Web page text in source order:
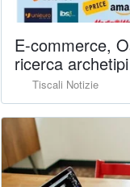
E-commerce,
ricerca
Tiscali Notizie